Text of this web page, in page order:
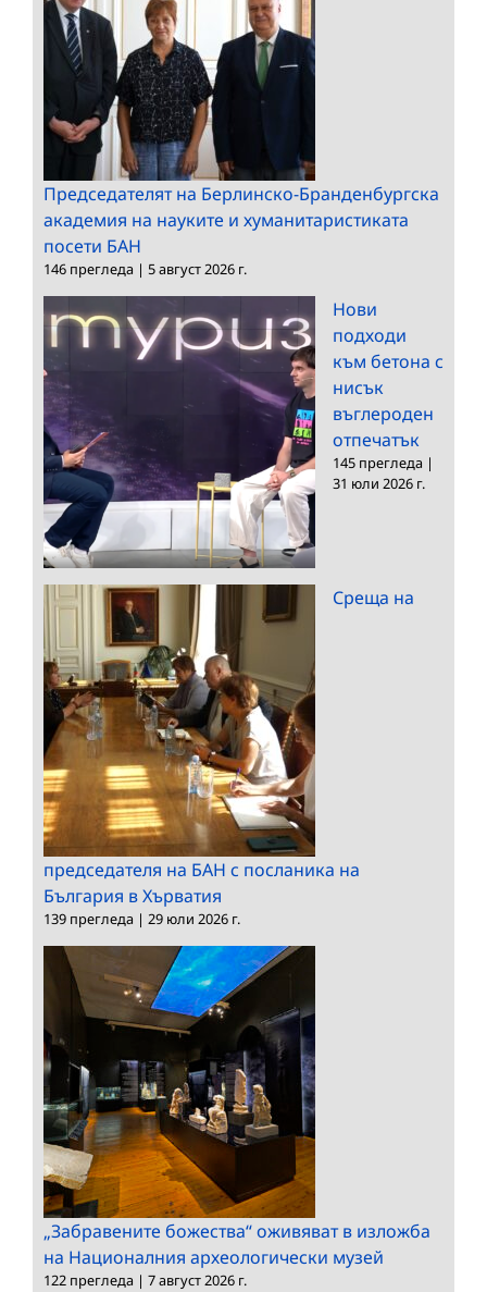
Председателят на Берлинско-Бранденбургска
академия на науките и хуманитаристиката
посети БАН
146 прегледа | 5 август 2026 г.
Нови
подходи
към бетона с
нисък
въглероден
отпечатък
145 прегледа |
31 юли 2026 г.
Среща на
председателя на БАН с посланика на
България в Хърватия
139 прегледа | 29 юли 2026 г.
„Забравените божества“ оживяват в изложба
на Националния археологически музей
122 прегледа | 7 август 2026 г.